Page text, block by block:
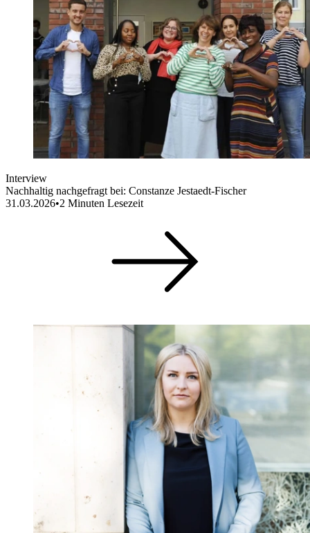
Interview
Nachhaltig nachgefragt bei: Constanze Jestaedt-Fischer
31.03.2026•2 Minuten Lesezeit